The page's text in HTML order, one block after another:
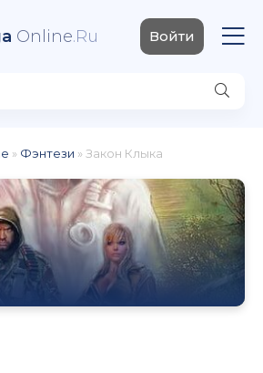
Online.Ru Войти
» Фэнтези » Закон Клыка